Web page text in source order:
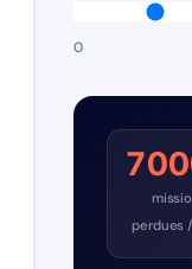
0
7
perdues